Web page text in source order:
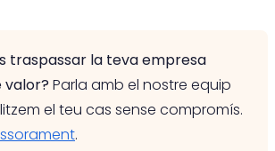
traspassar la teva empresa
valor? Parla amb el nostre equip
el teu cas sense compromís.
.